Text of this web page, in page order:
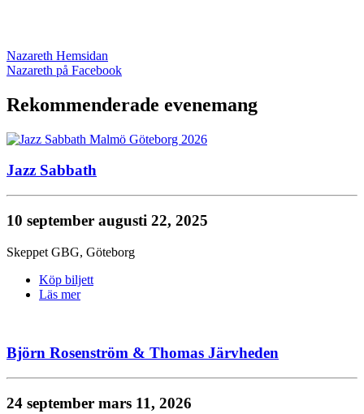
Nazareth Hemsidan
Nazareth på Facebook
Rekommenderade evenemang
Jazz Sabbath
10 september augusti 22, 2025
Skeppet GBG, Göteborg
Köp biljett
Läs mer
Björn Rosenström & Thomas Järvheden
24 september mars 11, 2026